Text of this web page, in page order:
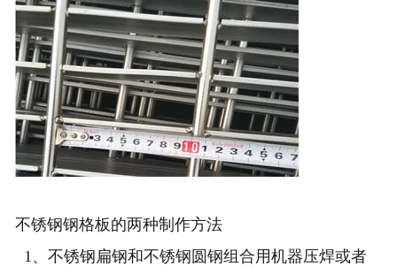
不锈钢钢格板的两种制作方法
1、不锈钢扁钢和不锈钢圆钢组合用机器压焊或者